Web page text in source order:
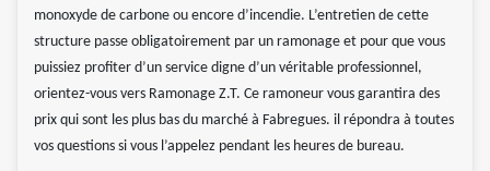
monoxyde de carbone ou encore d’incendie. L’entretien de cette
structure passe obligatoirement par un ramonage et pour que vous
puissiez profiter d’un service digne d’un véritable professionnel,
orientez-vous vers Ramonage Z.T. Ce ramoneur vous garantira des
prix qui sont les plus bas du marché à Fabregues. il répondra à toutes
vos questions si vous l’appelez pendant les heures de bureau.